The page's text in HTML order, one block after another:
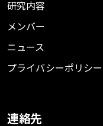
研究内容
メンバー
ニュース
プライバシーポリシー
連絡先